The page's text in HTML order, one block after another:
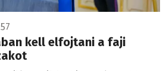
kell elfojtani a faji